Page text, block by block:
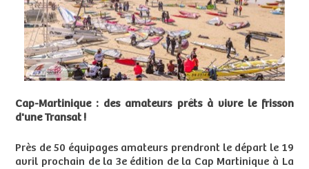
Cap-Martinique : des amateurs prêts à vivre le frisson
d'une Transat !
Près de 50 équipages amateurs prendront le départ le 19
avril prochain de la 3e édition de la Cap Martinique à La